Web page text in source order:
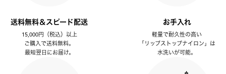
送料無料＆スピード配送
15,000円（税込）以上
ご購入で送料無料。
最短翌日にお届け。
お手入れ
軽量で耐久性の高い
「リップストップナイロン」は
水洗いが可能。